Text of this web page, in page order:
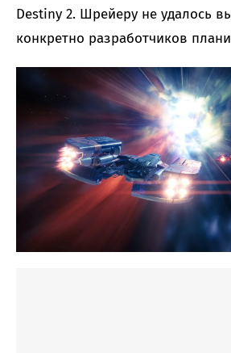
Destiny 2. Шрейеру не удалось
конкретно разработчиков